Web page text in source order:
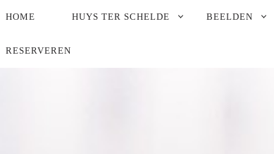
PRIMARY
HOME HUYS TER SCHELDE BEELDEN
RESERVEREN